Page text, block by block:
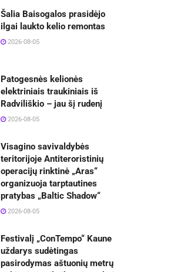
Šalia Baisogalos prasidėjo
ilgai laukto kelio remontas
2026-08-05
Patogesnės kelionės
elektriniais traukiniais iš
Radviliškio – jau šį rudenį
2026-08-05
Visagino savivaldybės
teritorijoje Antiteroristinių
operacijų rinktinė „Aras“
organizuoja tarptautines
pratybas „Baltic Shadow“
2026-08-05
Festivalį „ConTempo“ Kaune
uždarys sudėtingas
pasirodymas aštuonių metrų